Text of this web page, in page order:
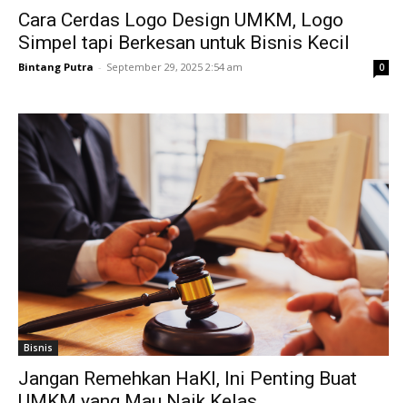
Cara Cerdas Logo Design UMKM, Logo
Simpel tapi Berkesan untuk Bisnis Kecil
Bintang Putra - September 29, 2025 2:54 am 0
Bisnis
Jangan Remehkan HaKI, Ini Penting Buat